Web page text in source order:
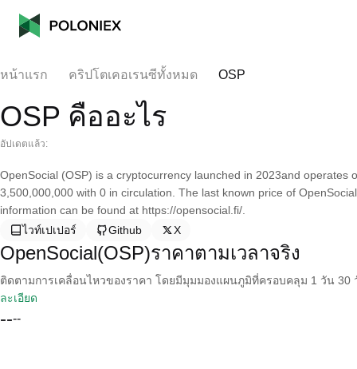
หน้าแรก คริปโตเคอเรนซีทั้งหมด OSP
OSP คืออะไร
อัปเดตแล้ว:
OpenSocial (OSP) is a cryptocurrency launched in 2023and
3,500,000,000 with 0 in circulation. The last known price of
information can be found at https://opensocial.fi/.
ไวท์เปเปอร์
Github X
OpenSocial(OSP)ราคาตามเวลาจริง
ติดตามการเคลื่อนไหวของราคา โดยมีมุมมองแผนภูมิที่ครอบคลุม 1 วัน 30
ละเอียด
----